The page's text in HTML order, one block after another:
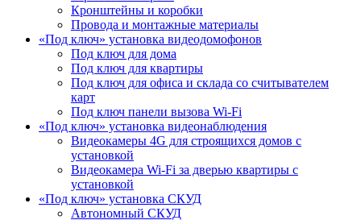
Кронштейны и коробки
Провода и монтажные материалы
«Под ключ» установка видеодомофонов
Под ключ для дома
Под ключ для квартиры
Под ключ для офиса и склада со считывателем
карт
Под ключ панели вызова Wi-Fi
«Под ключ» установка видеонаблюдения
Видеокамеры 4G для строящихся домов с
установкой
Видеокамера Wi-Fi за дверью квартиры с
установкой
«Под ключ» установка СКУД
Автономный СКУД